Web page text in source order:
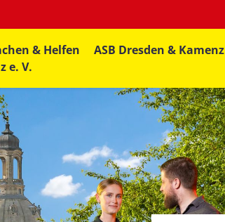
& Helfen
ASB Dresden & Kamenz
e. V.